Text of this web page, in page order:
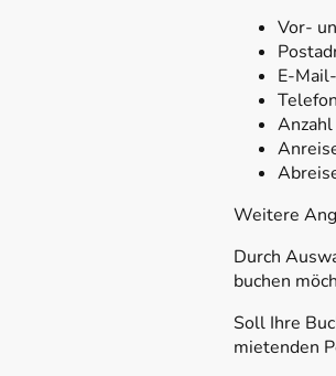
Vor-
E-
Telefon
Weitere
Durch
buchen
Soll Ihre
mietenden